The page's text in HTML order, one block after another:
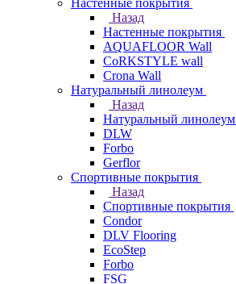
Настенные покрытия
Назад
Настенные покрытия
AQUAFLOOR Wall
CoRKSTYLE wall
Crona Wall
Натуральный линолеум
Назад
Натуральный линолеум
DLW
Forbo
Gerflor
Спортивные покрытия
Назад
Спортивные покрытия
Condor
DLV Flooring
EcoStep
Forbo
FSG